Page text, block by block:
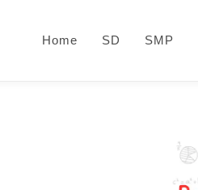
Home SD SMP